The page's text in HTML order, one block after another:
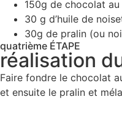
150g de chocolat
30 g d’huile de
30g de pralin (ou
quatrième ÉTAPE
réalisation
Faire fondre le chocolat
et ensuite le pralin et